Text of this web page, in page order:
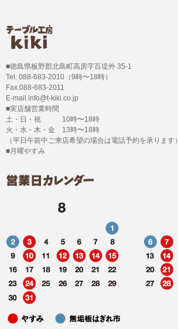
■徳島県板野郡北島町高房字百堤外 35-1
Tel. 088-683-2010（9時〜18時）
Fax.088-683-2011
E-mail info@t-kiki.co.jp
■実店舗営業時間
土・日・祝 10時〜18時
火・水・木・金 13時〜18時
（平日午前中ご来店希望の場合は電話予約を承ります）
■月曜やすみ